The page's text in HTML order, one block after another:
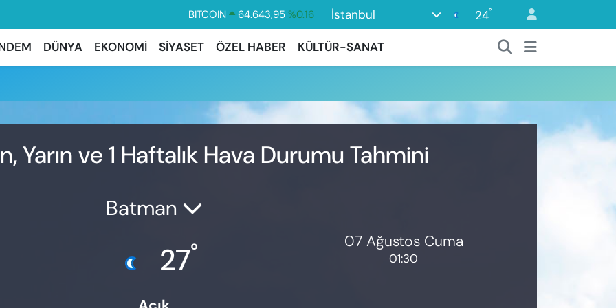
BITCOIN 64.643,95 %0.16
DOLAR 47,6704
%0
EURO
55,0406 %-0.08
6500.87
İstanbul 24°
DÜNYA EKONOMİ SİYASET ÖZEL HABER KÜLTÜR-SANAT
Yarın ve 1 Haftalık Hava Durumu Tahmini
Batman
27° 07 Ağustos Cuma
01:30